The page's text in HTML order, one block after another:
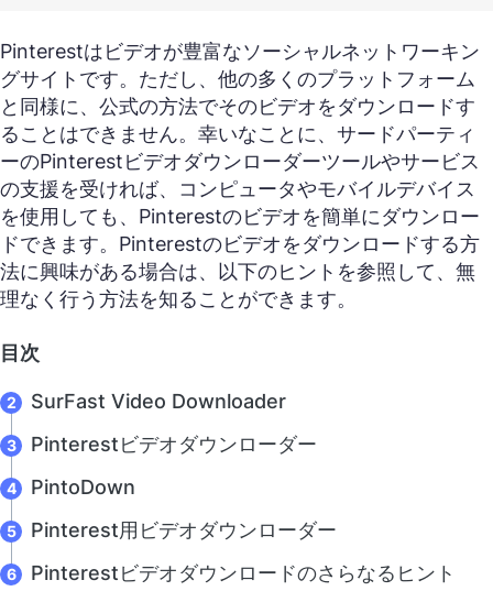
Pinterestはビデオが豊富なソーシャルネットワーキン
グサイトです。ただし、他の多くのプラットフォーム
と同様に、公式の方法でそのビデオをダウンロードす
ることはできません。幸いなことに、サードパーティ
ーのPinterestビデオダウンローダーツールやサービス
の支援を受ければ、コンピュータやモバイルデバイス
を使用しても、Pinterestのビデオを簡単にダウンロー
ドできます。Pinterestのビデオをダウンロードする方
法に興味がある場合は、以下のヒントを参照して、無
理なく行う方法を知ることができます。
目次
SurFast Video Downloader
Pinterestビデオダウンローダー
PintoDown
Pinterest用ビデオダウンローダー
Pinterestビデオダウンロードのさらなるヒント